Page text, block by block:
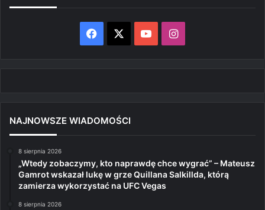
Facebook YouTubeInstagram
NAJNOWSZE WIADOMOŚCI
8 sierpnia 2026
„Wtedy zobaczymy, kto naprawdę chce wygrać” – Mateusz
Gamrot wskazał lukę w grze Quillana Salkillda, którą
zamierza wykorzystać na UFC Vegas
8 sierpnia 2026